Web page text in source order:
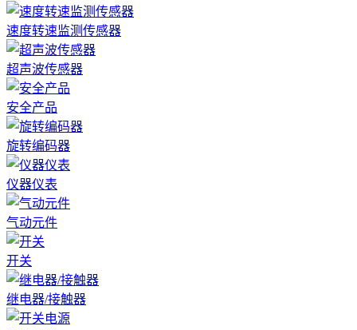
速度转速监测传感器
超声波传感器
安全产品
旋转编码器
仪器仪表
气动元件
开关
继电器/接触器